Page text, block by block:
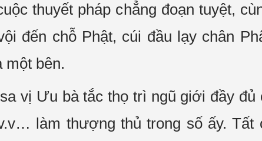
thuyết pháp chẳng đoạn tuyệt,
đến chỗ Phật, cúi đầu lạy chân
một bên.
vị Ưu bà tắc thọ trì ngũ giới đầy
làm thượng thủ trong số ấy. Tất